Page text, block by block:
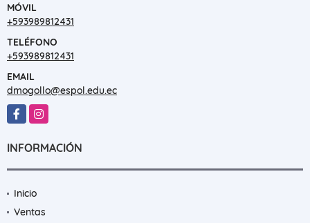
MÓVIL
+593989812431
TELÉFONO
+593989812431
EMAIL
dmogollo@espol.edu.ec
FacebookInstagram
INFORMACIÓN
Inicio
Ventas